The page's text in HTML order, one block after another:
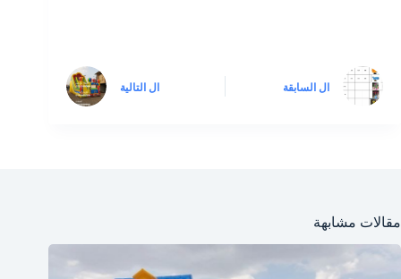
ال السابقة ال التالية
مقالات مشابهة